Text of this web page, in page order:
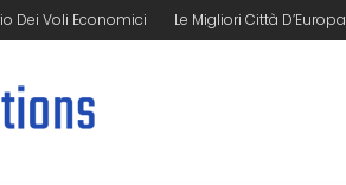
Dei Voli Economici Le Migliori Città D’Europa